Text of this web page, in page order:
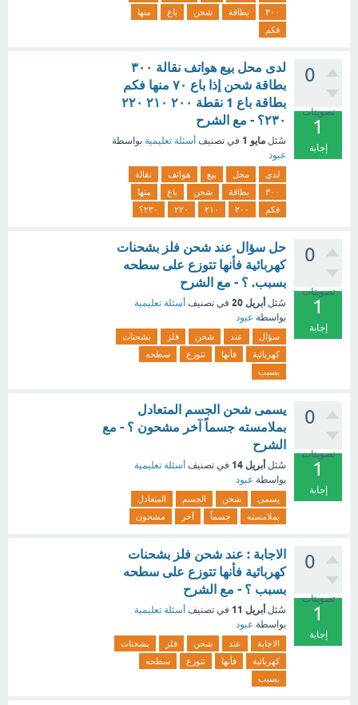
٣٠٠
بطاقة شحن باع
منها
فكم
0
تصويتات
1
إجابة
لدى محل بيع هواتف نقالة ٣٠٠
بطاقة شحن إذا باع ٧٠ منها فكم
بطاقة باع 1 نقطة ٢٠٠ ٢١٠ ٢٢٠
٢٣٠؟ - مع الشرح
سُئل مايو 1 في تصنيف أسئلة تعليمية بواسطة
عبود
لدى محل بيع هواتف
نقالة
٣٠٠
بطاقة شحن باع
منها
فكم
٢٠٠ ٢١٠ ٢٢٠ ٢٣٠؟
0
تصويتات
1
إجابة
حل سؤال عند شحن فلز بشحنات
كهربائية فأنها تتوزع على سطحه
بسبب. ؟ - مع الشرح
سُئل أبريل 20 في تصنيف أسئلة تعليمية
بواسطة عبود
سؤال عند شحن فلز
بشحنات
كهربائية
فأنها تتوزع
سطحه
بسبب
0
تصويتات
1
إجابة
يسمى شحن الجسم المتعادل
بملامسته جسماً آخر مشحون ؟ - مع
الشرح
سُئل أبريل 14 في تصنيف أسئلة تعليمية
بواسطة عبود
يسمى شحن الجسم
المتعادل
بملامسته
جسماً آخر مشحون
0
تصويتات
1
إجابة
الاجابة : عند شحن فلز بشحنات
كهربائية فأنها تتوزع على سطحه
بسبب ؟ - مع الشرح
سُئل أبريل 11 في تصنيف أسئلة تعليمية
بواسطة عبود
الاجابة عند شحن فلز
بشحنات
كهربائية
فأنها تتوزع
سطحه
بسبب